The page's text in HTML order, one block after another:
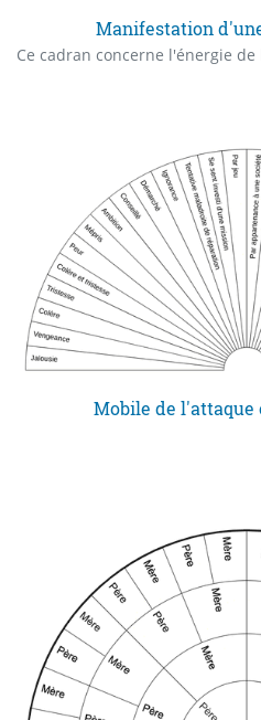
Manifestation
Mobile de l'attaque